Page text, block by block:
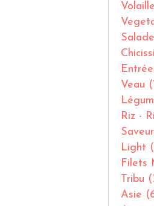
Veau
Riz -
Light
Filets
Tribu
Asie